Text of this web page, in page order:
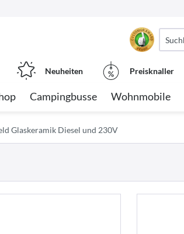
Neuheiten Preisknaller
Campingbusse Wohnmobile
Glaskeramik Diesel und 230V